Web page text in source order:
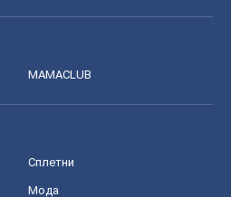
MAMACLUB
Сплетни
Мода